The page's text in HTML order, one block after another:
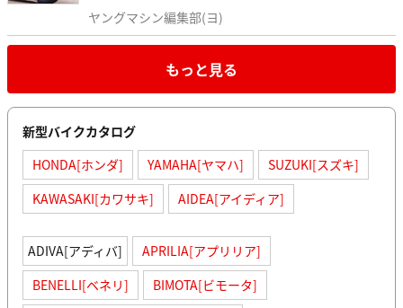
ヤングマシン編集部(ヨ)
もっと見る
新型バイクカタログ
HONDA[ホンダ]
YAMAHA[ヤマハ]
SUZUKI[スズキ]
KAWASAKI[カワサキ]
AIDEA[アイディア]
ADIVA[アディバ]
APRILIA[アプリリア]
BENELLI[ベネリ]
BIMOTA[ビモータ]